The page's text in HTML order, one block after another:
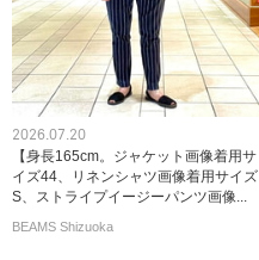
2026.07.20
【身長165cm。ジャケット画像着用サ
イズ44、リネンシャツ画像着用サイズ
S、ストライプイージーパンツ画像...
BEAMS Shizuoka